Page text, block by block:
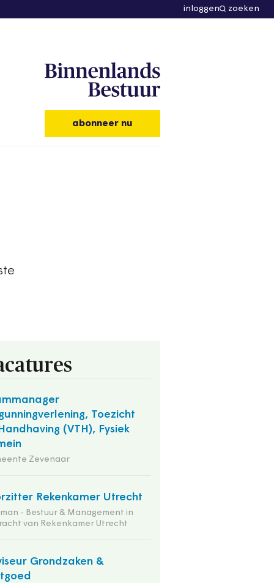
inloggen zoeken
abonneer nu
Toezicht
(VTH), Fysiek
Zevenaar
Rekenkamer Utrecht
- Bestuur & Management in
van Rekenkamer Utrecht
Grondzaken &